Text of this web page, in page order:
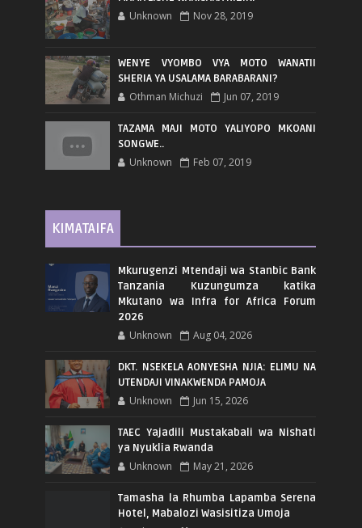
Unknown Nov 28, 2019
WENYE VYOMBO VYA MOTO WANATII
SHERIA YA USALAMA BARABARANI?
Othman Michuzi Jun 07, 2019
TAZAMA MAJI MOTO YALIYOPO MKOANI
SONGWE..
Unknown Feb 07, 2019
KIMATAIFA
Mkurugenzi Mtendaji wa Stanbic Bank
Tanzania Kuzungumza katika
Mkutano wa Infra for Africa Forum
2026
Unknown Aug 04, 2026
DKT. NSEKELA AONYESHA NJIA: ELIMU NA
UTENDAJI VINAKWENDA PAMOJA
Unknown Jun 15, 2026
TAEC Yajadili Mustakabali wa Nishati
ya Nyuklia Rwanda
Unknown May 21, 2026
Tamasha la Rhumba Lapamba Serena
Hotel, Mabalozi Wasisitiza Umoja